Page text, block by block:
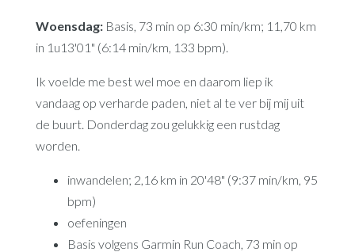
Woensdag:Basis, 73 min op 6:30 min/km; 11,70 km
in 1u13'01" (6:14 min/km, 133 bpm).
Ik voelde me best wel moe en daarom liep ik
vandaag op verharde paden, niet al te ver bij mij uit
de buurt. Donderdag zou gelukkig een rustdag
worden.
inwandelen; 2,16 km in 20'48" (9:37 min/km, 95
bpm)
oefeningen
Basis volgens Garmin Run Coach, 73 min op